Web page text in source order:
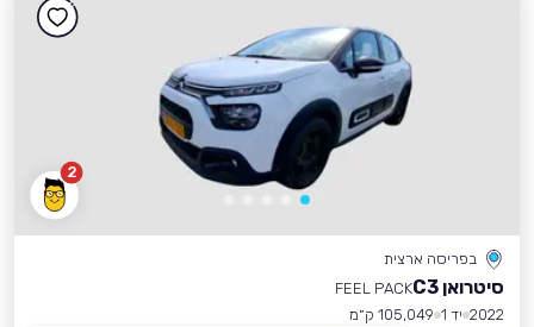
2
בפריסה ארצית
סיטרואן C3
FEEL PACK
2022 יד 1
105,049 ק״מ